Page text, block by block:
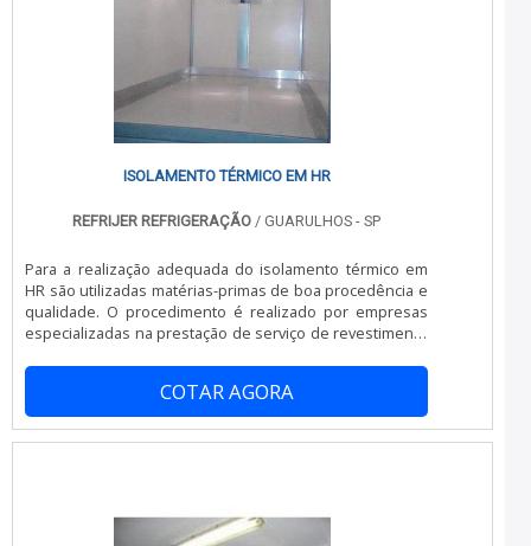
ISOLAMENTO TÉRMICO EM HR
REFRIJER REFRIGERAÇÃO / GUARULHOS - SP
Para a realização adequada do isolamento térmico em
HR são utilizadas matérias-primas de boa procedência e
qualidade. O procedimento é realizado por empresas
especializadas na prestação de serviço de revestimento
poliuretano (uma espuma rígida que, ao entrar em
contato com a superfície junto ao gás poliisocianato,
forma uma parede revestida capaz de aguentar
pressões e baixas temperaturas). Para dar maior
COTAR AGORA